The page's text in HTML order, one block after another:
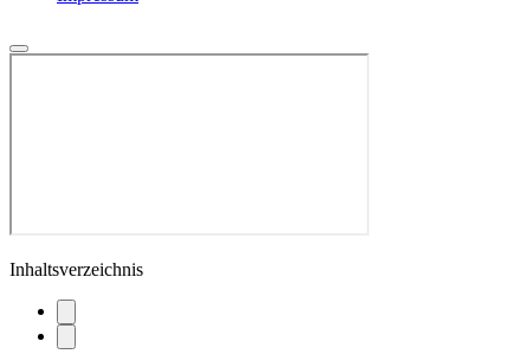
Inhaltsverzeichnis